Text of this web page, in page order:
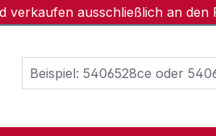
verkaufen ausschließlich an den